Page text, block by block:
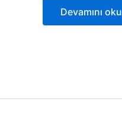
Devamını oku